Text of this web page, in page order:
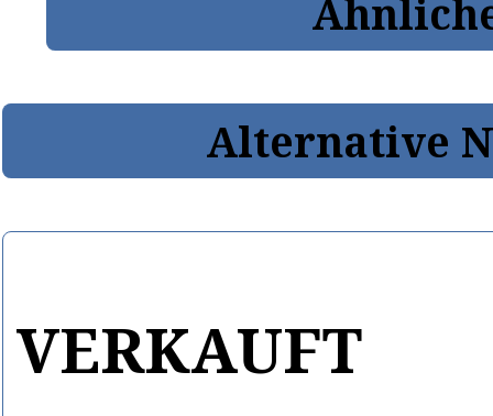
Alternative
VERKAUFT